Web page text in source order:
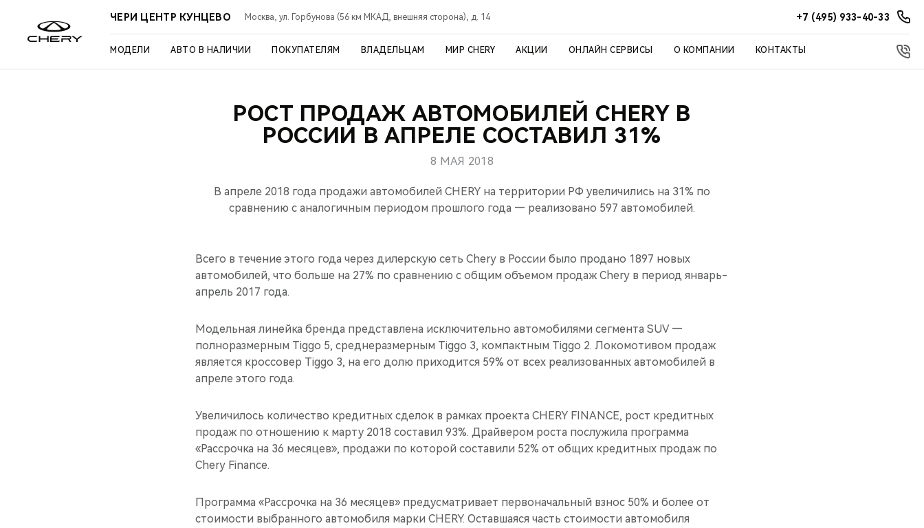
ЧЕРИ ЦЕНТР КУНЦЕВО Москва, ул. Горбунова (56 км МКАД, внешняя сторона), д. 14 +7 (495) 933-40-33
МОДЕЛИ АВТО В НАЛИЧИИ ПОКУПАТЕЛЯМ ВЛАДЕЛЬЦАМ МИР CHERY АКЦИИ ОНЛАЙН СЕРВИСЫ О КОМПАНИИ КОНТАКТЫ
РОСТ ПРОДАЖ АВТОМОБИЛЕЙ CHERY В
РОССИИ В АПРЕЛЕ СОСТАВИЛ 31%
8 МАЯ 2018
В апреле 2018 года продажи автомобилей CHERY на территории РФ увеличились на 31% по
сравнению с аналогичным периодом прошлого года — реализовано 597 автомобилей.
Всего в течение этого года через дилерскую сеть Chery в России было продано 1897 новых
автомобилей, что больше на 27% по сравнению с общим объемом продаж Chery в период январь-
апрель 2017 года.
Модельная линейка бренда представлена исключительно автомобилями сегмента SUV —
полноразмерным Tiggo 5, среднеразмерным Tiggo 3, компактным Tiggo 2. Локомотивом продаж
является кроссовер Tiggo 3, на его долю приходится 59% от всех реализованных автомобилей в
апреле этого года.
Увеличилось количество кредитных сделок в рамках проекта CHERY FINANCE, рост кредитных
продаж по отношению к марту 2018 составил 93%. Драйвером роста послужила программа
«Рассрочка на 36 месяцев», продажи по которой составили 52% от общих кредитных продаж по
Chery Finance.
Программа «Рассрочка на 36 месяцев» предусматривает первоначальный взнос 50% и более от
стоимости выбранного автомобиля марки CHERY. Оставшаяся часть стоимости автомобиля